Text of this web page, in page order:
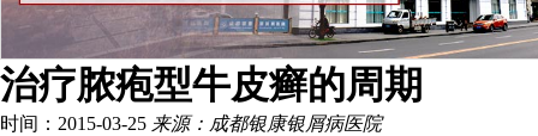
治疗脓疱型牛皮癣的周期
时间：2015-03-25 来源：成都银康银屑病医院